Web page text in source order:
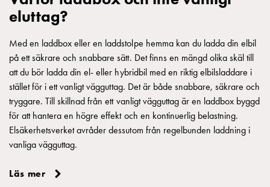
laddning
ska
ladda
laddbox
och
inte
Välj
eluttag?
Med en laddbox eller en laddstolpe hemma kan du ladda din elbil
på ett säkrare och snabbare sätt. Det finns en mängd olika skäl till
att du bör ladda din el- eller hybridbil med en riktig elbilsladdare i
stället för i ett vanligt vägguttag. Det är både snabbare, säkrare och
tryggare. Till skillnad från ett vanligt vägguttag är en laddbox byggd
för att hantera en högre effekt och en kontinuerlig belastning.
Elsäkerhetsverket avråder dessutom från regelbunden laddning i
vanliga vägguttag.
Läs mer